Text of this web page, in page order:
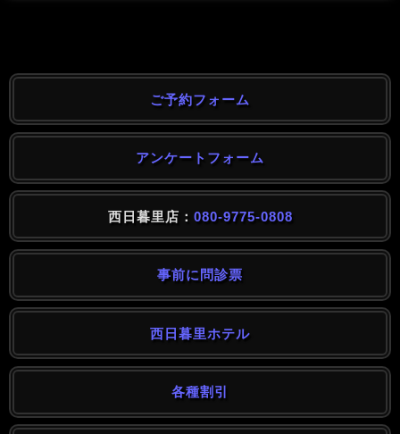
ご予約フォーム
アンケートフォーム
西日暮里店： 080-9775-0808
事前に問診票
西日暮里ホテル
各種割引